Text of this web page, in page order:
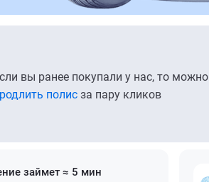
вы ранее покупали у нас, то можно
полис за пару кликов
займет ≈ 5 мин